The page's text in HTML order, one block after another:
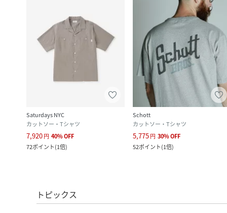
Saturdays NYC
カットソー・Tシャツ
7,920円 40%OFF
72ポイント(1倍)
Schott
カットソー・Tシャツ
5,775円 30%OFF
52ポイント(1倍)
トピックス